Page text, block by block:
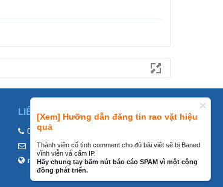
[Xem] Hưỡng dẫn đăng tin rao vặt hiệu
quả
Thành viên cố tình comment cho đủ bài viêt sẽ bị Baned
vĩnh viễn và cấm IP.
Hãy chung tay bấm nút báo cáo SPAM vì một cộng
đồng phát triển.
LIÊN HỆ
0858002468
contact@mraovat.vn
mraovat.vn